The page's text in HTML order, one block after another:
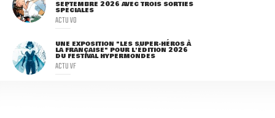
SEPTEMBRE 2026 AVEC TROIS SORTIES
SPÉCIALES
ACTU VO
UNE EXPOSITION "LES SUPER-HÉROS À
LA FRANÇAISE" POUR L'ÉDITION 2026
DU FESTIVAL HYPERMONDES
ACTU VF